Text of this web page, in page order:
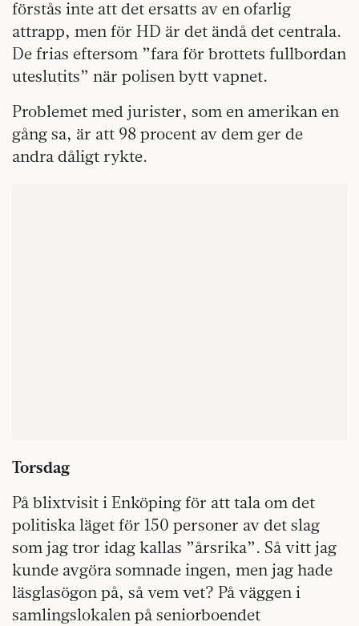
förstås inte att det ersatts av en ofarlig
attrapp, men för HD är det ändå det centrala.
De frias eftersom ”fara för brottets fullbordan
uteslutits” när polisen bytt vapnet.
Problemet med jurister, som en amerikan en
gång sa, är att 98 procent av dem ger de
andra dåligt rykte.
Torsdag
På blixtvisit i Enköping för att tala om det
politiska läget för 150 personer av det slag
som jag tror idag kallas ”årsrika”. Så vitt jag
kunde avgöra somnade ingen, men jag hade
läsglasögon på, så vem vet? På väggen i
samlingslokalen på seniorboendet